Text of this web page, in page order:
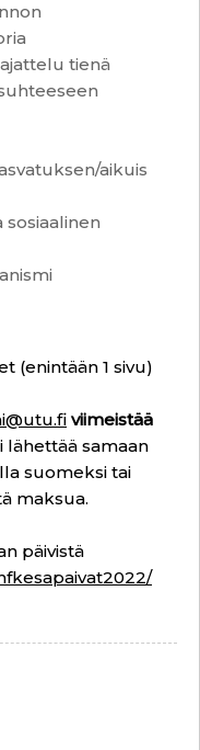
tienä
aikuis
(enintään 1 sivu)
viimeistää
lähettää samaan
suomeksi tai
maksua.
päivistä